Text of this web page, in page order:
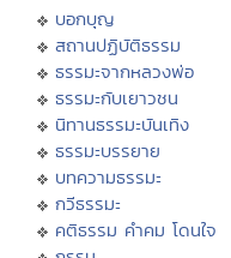
บอกบุญ
สถานปฏิบัติธรรม
ธรรมะจากหลวงพ่อ
ธรรมะกับเยาวชน
นิทานธรรมะบันเทิง
ธรรมะบรรยาย
บทความธรรมะ
กวีธรรมะ
คติธรรม คำคม โดนใจ